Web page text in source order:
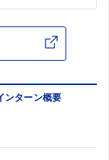
ンターン概要